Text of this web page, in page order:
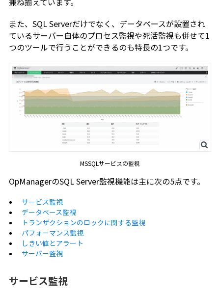
また、SQL Serverだけでなく、データベースが設置され
ているサーバー自体のプロセス監視や死活監視も併せて1
つのツールで行うことができるのも特長の1つです。
MSSQLサービスの監視
OpManagerのSQL Server監視機能は主に次の5点です。
サービス監視
データベース監視
トランザクションのロックに関する監視
パフォーマンス監視
しきい値とアラート
サーバー監視
サービス監視